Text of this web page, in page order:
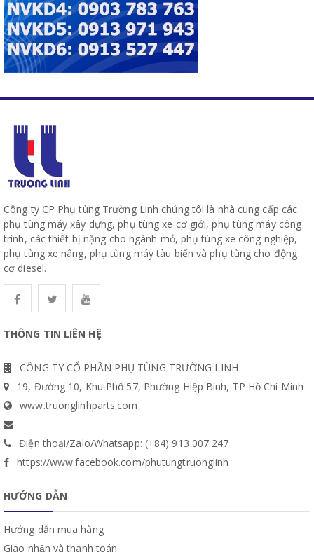
Công ty CP Phụ tùng Trường Linh chúng tôi là nhà cung cấp các
phụ tùng máy xây dựng, phụ tùng xe cơ giới, phụ tùng máy công
trình, các thiết bị nặng cho ngành mỏ, phụ tùng xe công nghiệp,
phụ tùng xe nâng, phụ tùng máy tàu biển và phụ tùng cho động
cơ diesel.
THÔNG TIN LIÊN HỆ
CÔNG TY CỔ PHẦN PHỤ TÙNG TRƯỜNG LINH
19, Đường 10, Khu Phố 57, Phường Hiệp Bình, TP Hồ Chí Minh
www.truonglinhparts.com
Điện thoại/Zalo/Whatsapp: (+84) 913 007 247
https://www.facebook.com/phutungtruonglinh
HƯỚNG DẪN
Hướng dẫn mua hàng
Giao nhận và thanh toán